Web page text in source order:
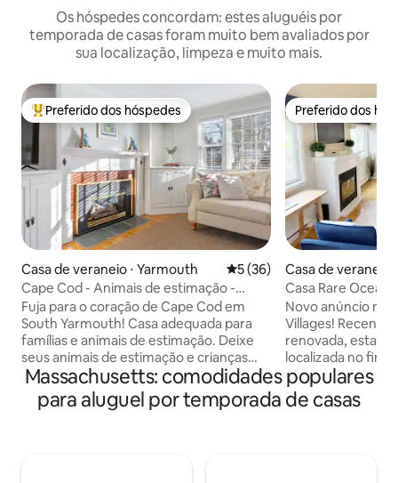
Os hóspedes concordam: estes aluguéis por
temporada de casas foram muito bem avaliados por
sua localização, limpeza e muito mais.
Entre os melhores preferidos dos hóspedes
Preferido dos hóspedes
Casa de veraneio ⋅ Yarmouth 5 de uma avaliação média
5 (36)
Cape Cod - Animais de estimação -
Cercado - Salão de jogos - 8 vagas
Fuja para o coração de Cape Cod em
South Yarmouth! Casa adequada para
famílias e animais de estimação. Deixe
seus animais de estimação e crianças
passearem livremente no quintal
totalmente cercado com tranquilidade.
Aproveite um chuveiro ao ar livre, deck
Preferido dos
Preferido dos
Casa de veraneio
Casa Rare Ocean
Novo anúncio no
Villages!
renovada, esta
localizada no
rua sem saída
comodidades do
ao Cape Cod Rail
Massachusetts: comodidades populares
para aluguel por temporada de casas